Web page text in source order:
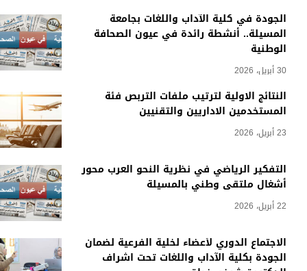
الجودة في كلية الآداب واللغات بجامعة
المسيلة.. أنشطة رائدة في عيون الصحافة
الوطنية
30 أبريل، 2026
النتائج الاولية لترتيب ملفات التربص فئة
المستخدمين الاداريين والتقنيين
23 أبريل، 2026
التفكير الرياضي في نظرية النحو العرب محور
أشغال ملتقى وطني بالمسيلة
22 أبريل، 2026
الاجتماع الدوري لأعضاء لخلية الفرعية لضمان
الجودة بكلية الآداب واللغات تحت اشراف